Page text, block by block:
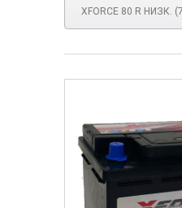
XFORCE 80 R НИЗК.